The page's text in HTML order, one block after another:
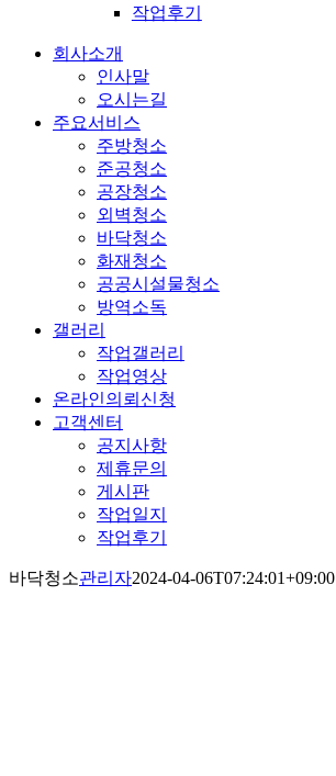
작업후기
회사소개
인사말
오시는길
주요서비스
주방청소
준공청소
공장청소
외벽청소
바닥청소
화재청소
공공시설물청소
방역소독
갤러리
작업갤러리
작업영상
온라인의뢰신청
고객센터
공지사항
제휴문의
게시판
작업일지
작업후기
바닥청소관리자2024-04-06T07:24:01+09:00